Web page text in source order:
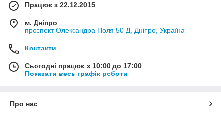
Працює з 22.12.2015
м. Дніпро
проспект Олександра Поля 50 Д, Дніпро, Україна
Контакти
Сьогодні працює з 10:00 до 17:00
Показати весь графік роботи
Про нас